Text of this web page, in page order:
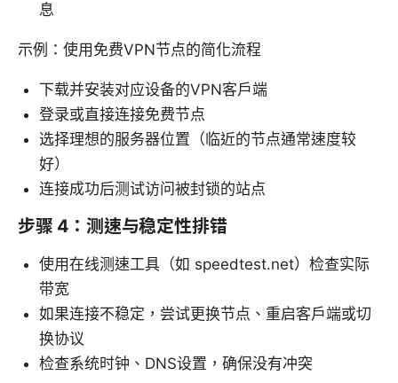
息
示例：使用免费VPN节点的简化流程
下载并安装对应设备的VPN客户端
登录或直接连接免费节点
选择理想的服务器位置（临近的节点通常速度较
好）
连接成功后测试访问被封锁的站点
步骤 4：测速与稳定性排错
使用在线测速工具（如 speedtest.net）检查实际
带宽
如果连接不稳定，尝试更换节点、重启客户端或切
换协议
检查系统时钟、DNS设置，确保没有冲突